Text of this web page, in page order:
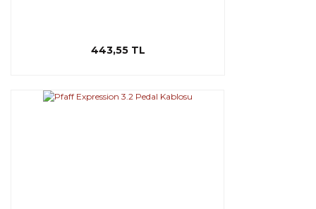
443,55 TL